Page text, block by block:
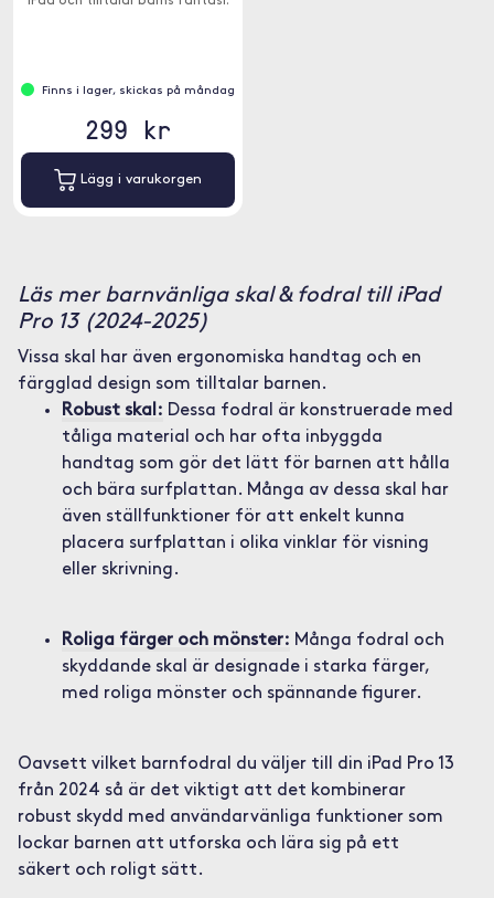
Finns i lager, skickas på måndag
299 kr
Lägg i varukorgen
Läs mer barnvänliga skal & fodral till iPad
Pro 13 (2024-2025)
Vissa skal har även ergonomiska handtag och en
färgglad design som tilltalar barnen.
Robust skal: Dessa fodral är konstruerade med
tåliga material och har ofta inbyggda
handtag som gör det lätt för barnen att hålla
och bära surfplattan. Många av dessa skal har
även ställfunktioner för att enkelt kunna
placera surfplattan i olika vinklar för visning
eller skrivning.
Roliga färger och mönster: Många fodral och
skyddande skal är designade i starka färger,
med roliga mönster och spännande figurer.
Oavsett vilket barnfodral du väljer till din iPad Pro 13
från 2024 så är det viktigt att det kombinerar
robust skydd med användarvänliga funktioner som
lockar barnen att utforska och lära sig på ett
säkert och roligt sätt.